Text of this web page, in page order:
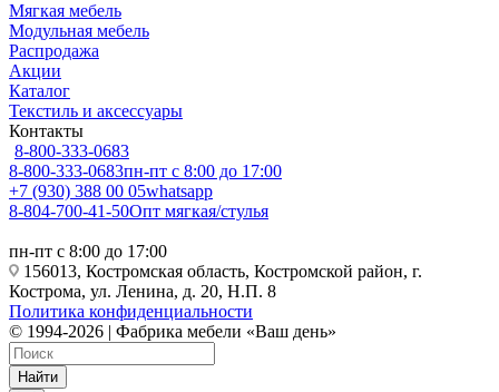
Мягкая мебель
Модульная мебель
Распродажа
Акции
Каталог
Текстиль и аксессуары
Контакты
8-800-333-0683
8-800-333-0683пн-пт с 8:00 до 17:00
+7 (930) 388 00 05whatsapp
8-804-700-41-50Опт мягкая/стулья
пн-пт с 8:00 до 17:00
156013, Костромская область, Костромской район, г.
Кострома, ул. Ленина, д. 20, Н.П. 8
Политика конфиденциальности
© 1994-2026 | Фабрика мебели «Ваш день»
Найти